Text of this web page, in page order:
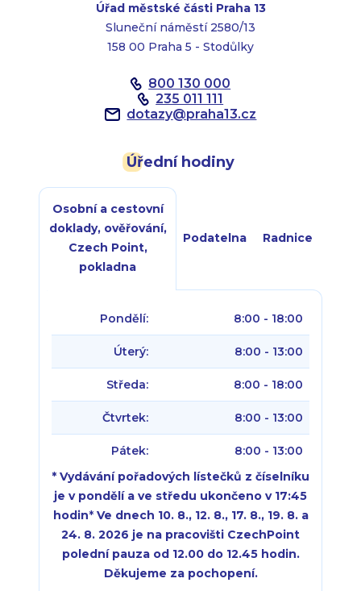
Úřad městské části Praha 13
Sluneční náměstí 2580/13
158 00 Praha 5 - Stodůlky
800 130 000
235 011 111
dotazy@praha13.cz
Úřední hodiny
Osobní a cestovní
doklady, ověřování,
Czech Point,
pokladna
Podatelna Radnice
Pondělí: 8:00 - 18:00
Úterý: 8:00 - 13:00
Středa: 8:00 - 18:00
Čtvrtek: 8:00 - 13:00
Pátek:
8:00 - 13:00
* Vydávání pořadových lístečků z číselníku
je v pondělí a ve středu ukončeno v 17:45
hodin* Ve dnech 10. 8., 12. 8., 17. 8., 19. 8. a
24. 8. 2026 je na pracovišti CzechPoint
polední pauza od 12.00 do 12.45 hodin.
Děkujeme za pochopení.